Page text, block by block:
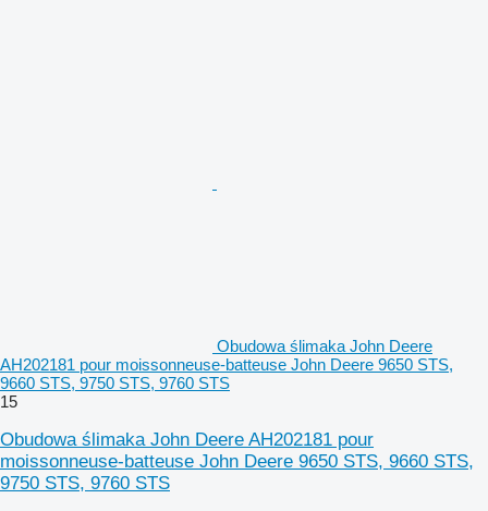
Obudowa ślimaka John Deere
AH202181 pour moissonneuse-batteuse John Deere 9650 STS,
9660 STS, 9750 STS, 9760 STS
15
Obudowa ślimaka John Deere AH202181 pour
moissonneuse-batteuse John Deere 9650 STS, 9660 STS,
9750 STS, 9760 STS